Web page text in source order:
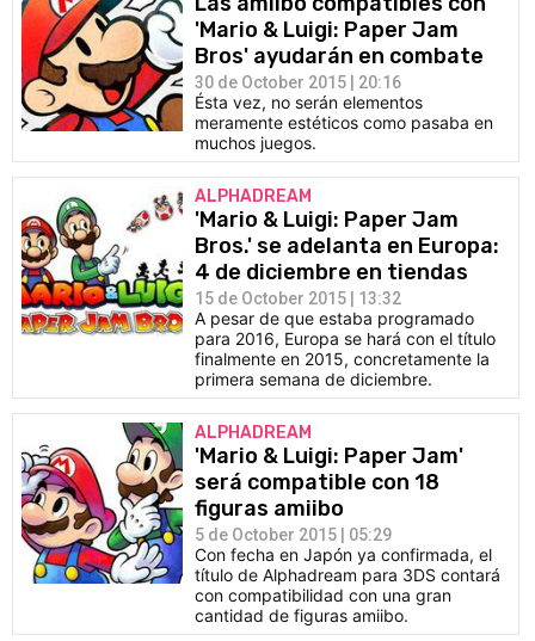
'Mario & Luigi: Paper Jam
Bros' ayudarán en combate
30 de October 2015 | 20:16
Ésta vez, no serán elementos
meramente estéticos como pasaba en
muchos juegos.
ALPHADREAM
'Mario & Luigi: Paper Jam
Bros.' se adelanta en Europa:
4 de diciembre en tiendas
15 de October 2015 | 13:32
A pesar de que estaba programado
para 2016, Europa se hará con el título
finalmente en 2015, concretamente la
primera semana de diciembre.
ALPHADREAM
'Mario & Luigi: Paper Jam'
será compatible con 18
figuras amiibo
5 de October 2015 | 05:29
Con fecha en Japón ya confirmada, el
título de Alphadream para 3DS contará
con compatibilidad con una gran
cantidad de figuras amiibo.